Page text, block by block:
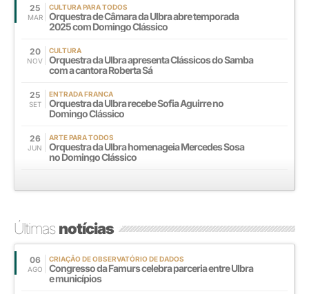
25
MAR
CULTURA PARA TODOS
Orquestra de Câmara da Ulbra abre temporada
2025 com Domingo Clássico
20
NOV
CULTURA
Orquestra da Ulbra apresenta Clássicos do Samba
com a cantora Roberta Sá
25
SET
ENTRADA FRANCA
Orquestra da Ulbra recebe Sofia Aguirre no
Domingo Clássico
26
JUN
ARTE PARA TODOS
Orquestra da Ulbra homenageia Mercedes Sosa
no Domingo Clássico
Últimasnotícias
06
AGO
CRIAÇÃO DE OBSERVATÓRIO DE DADOS
Congresso da Famurs celebra parceria entre Ulbra
e municípios